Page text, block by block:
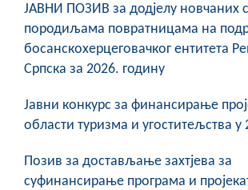
ЈАВНИ ПОЗИВ за додјелу новчаних
породиљама повратницама на
босанскохерцеговачког ентитета
Српска за 2026. годину
Јавни конкурс за финансирање
области туризма и угоститељства у
Позив за достављање захтјева за
суфинансирање програма и